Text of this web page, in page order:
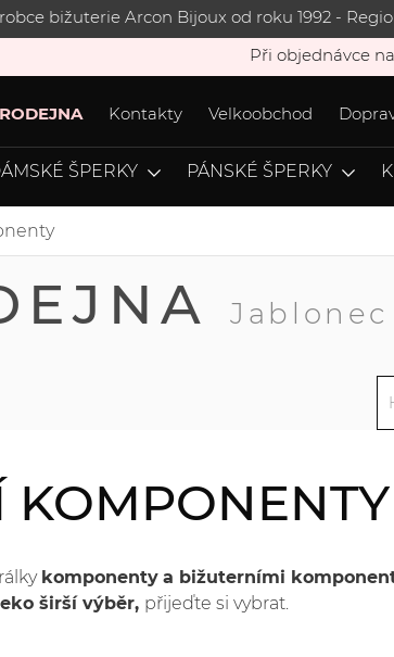
bižuterie Arcon Bijoux od roku 1992 -
Při objednávce
Kontakty Velkoobchod
ŠPERKY PÁNSKÉ ŠPERKY
KOMPONENTY
komponenty a bižuterními
širší výběr, přijeďte si vybrat.